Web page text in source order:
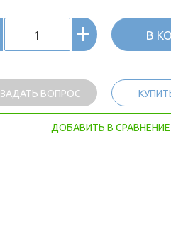
+ В
ЗАДАТЬ ВОПРОС
ДОБАВИТЬ В СРАВНЕНИЕ